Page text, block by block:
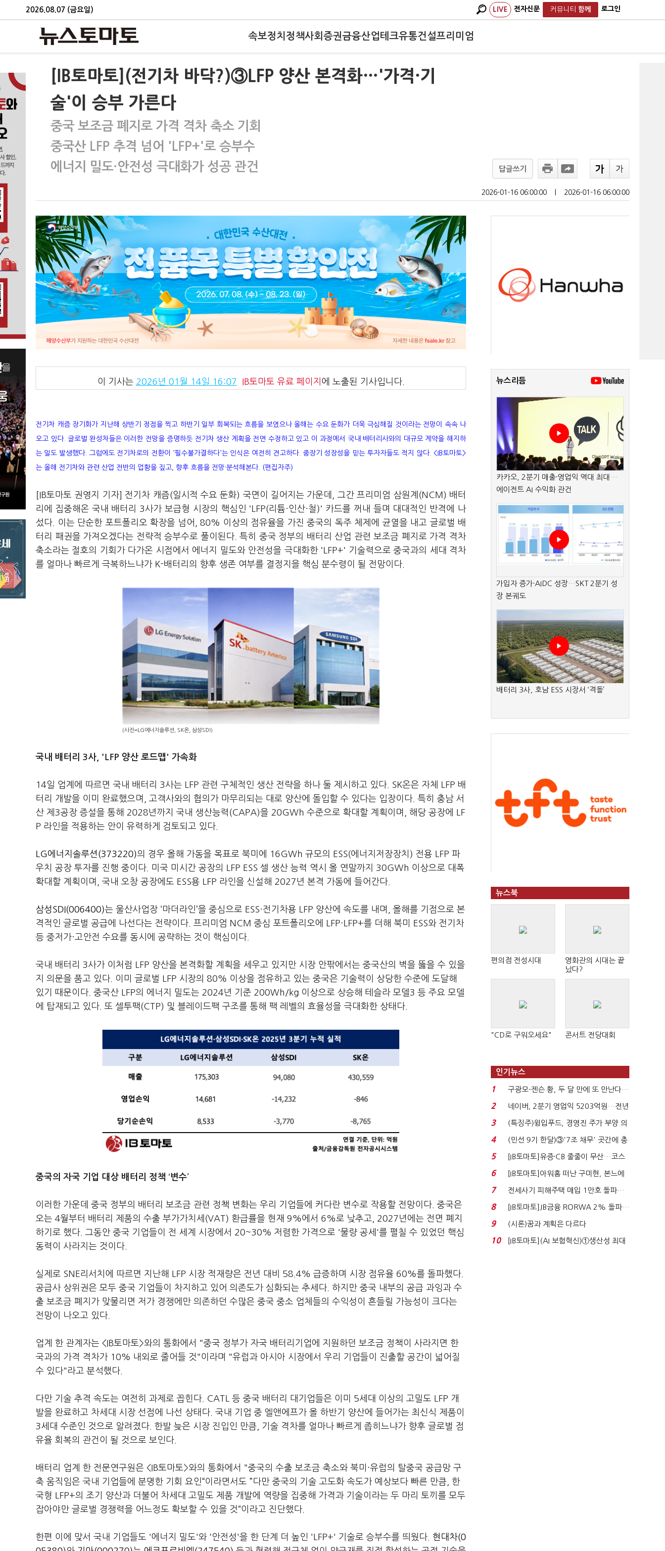
2026.08.07 (금요일) LIVE 전자신문 커뮤니티 함께 로그인
속보정치 정책사회 증권금융산업테크유통건설프리미엄
[IB토마토](전기차 바닥?)③LFP 양산 본격화…'가격·기
술'이 승부 가른다
중국 보조금 폐지로 가격 격차 축소 기회
중국산 LFP 추격 넘어 'LFP+'로 승부수
에너지 밀도·안전성 극대화가 성공 관건
답글쓰기
2026-01-16 06:00:00 2026-01-16 06:00:00
이 기사는 2026년 01월 14일 16:07 IB토마토 유료 페이지 에 노출된 기사입니다.
전기차 캐즘 장기화가 지난해 상반기 정점을 찍고 하반기 일부 회복되는 흐름을 보였으나 올해는 수요 둔화가 더욱 극심해질 것이라는 전망이 속속 나
오고 있다. 글로벌 완성차들은 이러한 전망을 증명하듯 전기차 생산 계획을 전면 수정하고 있고 이 과정에서 국내 배터리사와의 대규모 계약을 해지하
는 일도 발생했다. 그럼에도 전기차로의 전환이 '필수불가결하다'는 인식은 여전히 견고하다. 중장기 성장성을 믿는 투자자들도 적지 않다. <IB토마토>
는 올해 전기차와 관련 산업 전반의 업황을 짚고, 향후 흐름을 전망·분석해본다. (편집자주)
[IB토마토 권영지 기자] 전기차 캐즘(일시적 수요 둔화) 국면이 길어지는 가운데, 그간 프리미엄 삼원계(NCM) 배터
리에 집중해온 국내 배터리 3사가 보급형 시장의 핵심인 'LFP(리튬·인산·철)' 카드를 꺼내 들며 대대적인 반격에 나
섰다. 이는 단순한 포트폴리오 확장을 넘어, 80% 이상의 점유율을 가진 중국의 독주 체제에 균열을 내고 글로벌 배
터리 패권을 가져오겠다는 전략적 승부수로 풀이된다. 특히 중국 정부의 배터리 산업 관련 보조금 폐지로 가격 격차
축소라는 절호의 기회가 다가온 시점에서 에너지 밀도와 안전성을 극대화한 'LFP+' 기술력으로 중국과의 세대 격차
를 얼마나 빠르게 극복하느냐가 K-배터리의 향후 생존 여부를 결정지을 핵심 분수령이 될 전망이다.
(사진=LG에너지솔루션, SK온, 삼성SDI)
국내 배터리 3사, 'LFP 양산 로드맵' 가속화
14일 업계에 따르면 국내 배터리 3사는 LFP 관련 구체적인 생산 전략을 하나 둘 제시하고 있다. SK온은 자체 LFP 배
터리 개발을 이미 완료했으며, 고객사와의 협의가 마무리되는 대로 양산에 돌입할 수 있다는 입장이다. 특히 충남 서
산 제3공장 증설을 통해 2028년까지 국내 생산능력(CAPA)을 20GWh 수준으로 확대할 계획이며, 해당 공장에 LF
P 라인을 적용하는 안이 유력하게 검토되고 있다.
LG에너지솔루션(373220)의 경우 올해 가동을 목표로 북미에 16GWh 규모의 ESS(에너지저장장치) 전용 LFP 파
우치 공장 투자를 진행 중이다. 미국 미시간 공장의 LFP ESS 셀 생산 능력 역시 올 연말까지 30GWh 이상으로 대폭
확대할 계획이며, 국내 오창 공장에도 ESS용 LFP 라인을 신설해 2027년 본격 가동에 들어간다.
삼성SDI(006400)는 울산사업장 ‘마더라인’을 중심으로 ESS·전기차용 LFP 양산에 속도를 내며, 올해를 기점으로 본
격적인 글로벌 공급에 나선다는 전략이다. 프리미엄 NCM 중심 포트폴리오에 LFP·LFP+를 더해 북미 ESS와 전기차
등 중저가·고안전 수요를 동시에 공략하는 것이 핵심이다.
국내 배터리 3사가 이처럼 LFP 양산을 본격화할 계획을 세우고 있지만 시장 안팎에서는 중국산의 벽을 뚫을 수 있을
지 의문을 품고 있다. 이미 글로벌 LFP 시장의 80% 이상을 점유하고 있는 중국은 기술력이 상당한 수준에 도달해
있기 때문이다. 중국산 LFP의 에너지 밀도는 2024년 기준 200Wh/kg 이상으로 상승해 테슬라 모델3 등 주요 모델
에 탑재되고 있다. 또 셀투팩(CTP) 및 블레이드팩 구조를 통해 팩 레벨의 효율성을 극대화한 상태다.
중국의 자국 기업 대상 배터리 정책 ‘변수’
이러한 가운데 중국 정부의 배터리 보조금 관련 정책 변화는 우리 기업들에 커다란 변수로 작용할 전망이다. 중국은
오는 4월부터 배터리 제품의 수출 부가가치세(VAT) 환급률을 현재 9%에서 6%로 낮추고, 2027년에는 전면 폐지
하기로 했다. 그동안 중국 기업들이 전 세계 시장에서 20~30% 저렴한 가격으로 '물량 공세'를 펼칠 수 있었던 핵심
동력이 사라지는 것이다.
실제로 SNE리서치에 따르면 지난해 LFP 시장 적재량은 전년 대비 58.4% 급증하며 시장 점유율 60%를 돌파했다.
공급사 상위권은 모두 중국 기업들이 차지하고 있어 의존도가 심화되는 추세다. 하지만 중국 내부의 공급 과잉과 수
출 보조금 폐지가 맞물리면 저가 경쟁에만 의존하던 수많은 중국 중소 업체들의 수익성이 흔들릴 가능성이 크다는
전망이 나오고 있다.
업계 한 관계자는 <IB토마토>와의 통화에서 "중국 정부가 자국 배터리기업에 지원하던 보조금 정책이 사라지면 한
국과의 가격 격차가 10% 내외로 줄어들 것"이라며 "유럽과 아시아 시장에서 우리 기업들이 진출할 공간이 넓어질
수 있다"라고 분석했다.
다만 기술 추격 속도는 여전히 과제로 꼽힌다. CATL 등 중국 배터리 대기업들은 이미 5세대 이상의 고밀도 LFP 개
발을 완료하고 차세대 시장 선점에 나선 상태다. 국내 기업 중 엘앤에프가 올 하반기 양산에 들어가는 최신식 제품이
3세대 수준인 것으로 알려졌다. 한발 늦은 시장 진입인 만큼, 기술 격차를 얼마나 빠르게 좁히느냐가 향후 글로벌 점
유율 회복의 관건이 될 것으로 보인다.
배터리 업계 한 전문연구원은 <IB토마토>와의 통화에서 "중국의 수출 보조금 축소와 북미·유럽의 탈중국 공급망 구
축 움직임은 국내 기업들에 분명한 기회 요인“이라면서도 ”다만 중국의 기술 고도화 속도가 예상보다 빠른 만큼, 한
국형 LFP+의 조기 양산과 더불어 차세대 고밀도 제품 개발에 역량을 집중해 가격과 기술이라는 두 마리 토끼를 모두
잡아야만 글로벌 경쟁력을 어느정도 확보할 수 있을 것“이라고 진단했다.
한편 이에 맞서 국내 기업들도 '에너지 밀도'와 '안전성'을 한 단계 더 높인 'LFP+' 기술로 승부수를 띄웠다. 현대차(0
뉴스리듬
카카오, 2분기 매출·영업익 역대 최대…
에이전트 AI 수익화 관건
가입자 증가·AIDC 성장…SKT 2분기 성
장 본궤도
배터리 3사, 호남 ESS 시장서 ‘격돌’
뉴스북
편의점 전성시대
영화관의 시대는 끝
났다?
"CD로 구워오세요" 콘서트 전당대회
인기뉴스
1
구광모-젠슨 황, 두 달 만에 또 만난다…
로봇·AI 등 논...
2
네이버, 2분기 영업익 5203억원…전년
비 0.2% 감소...
3
(특징주)윙입푸드, 경영진 주가 부양 의
지에 상한가...
4
(민선 9기 한달)③'7조 채무' 곳간에 충
격…추미애, 20년...
5
[IB토마토]유증·CB 줄줄이 무산…코스
닥 벌점 급증에 ...
6
[IB토마토]아워홈 떠난 구미현, 본느에
340억 베팅…가...
7
전세사기 피해주택 매입 1만호 돌파…
누적 피해자 4만2...
8
[IB토마토]JB금융 RORWA 2% 돌파…
실적 견인은 은행 ...
9 (시론)꿈과 계획은 다르다
10
[IB토마토](AI 보험혁신)①생산성 최대